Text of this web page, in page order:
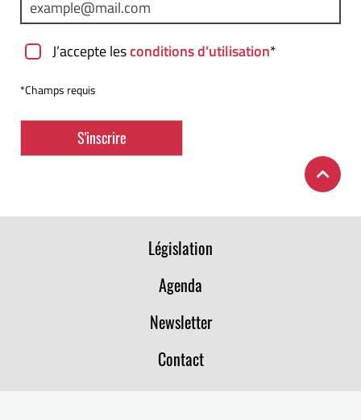
J’accepte lesconditions d’utilisation*
*Champs requis
Législation
Agenda
Newsletter
Contact